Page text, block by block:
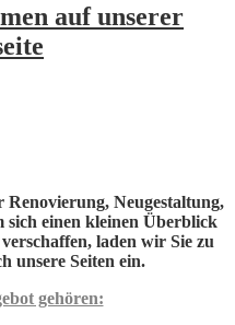
auf unserer
Neugestaltung,
sich einen kleinen Überblick
laden wir Sie zu
unsere Seiten ein.
gehören: